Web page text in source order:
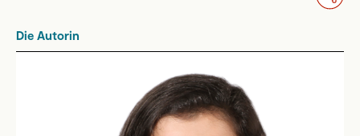
Die Autorin